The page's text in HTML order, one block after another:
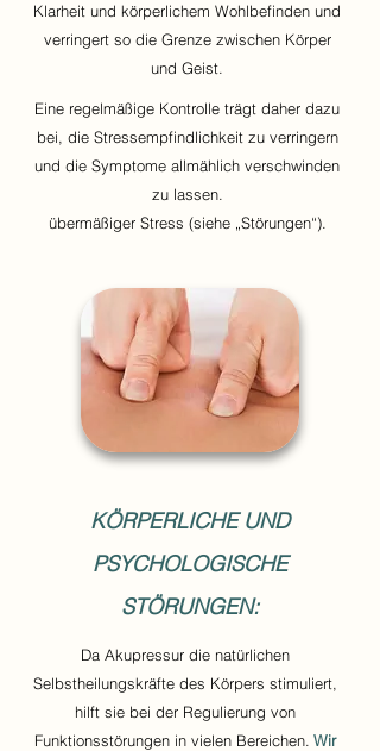
Klarheit und körperlichem Wohlbefinden und
verringert so die Grenze zwischen Körper
und Geist.
Eine regelmäßige Kontrolle trägt daher dazu
bei, die Stressempfindlichkeit zu verringern
und die Symptome allmählich verschwinden
zu lassen.
übermäßiger Stress (siehe „Störungen“).
KÖRPERLICHE UND
PSYCHOLOGISCHE
STÖRUNGEN:
Da Akupressur die natürlichen
Selbstheilungskräfte des Körpers stimuliert,
hilft sie bei der Regulierung von
Funktionsstörungen in vielen Bereichen. Wir